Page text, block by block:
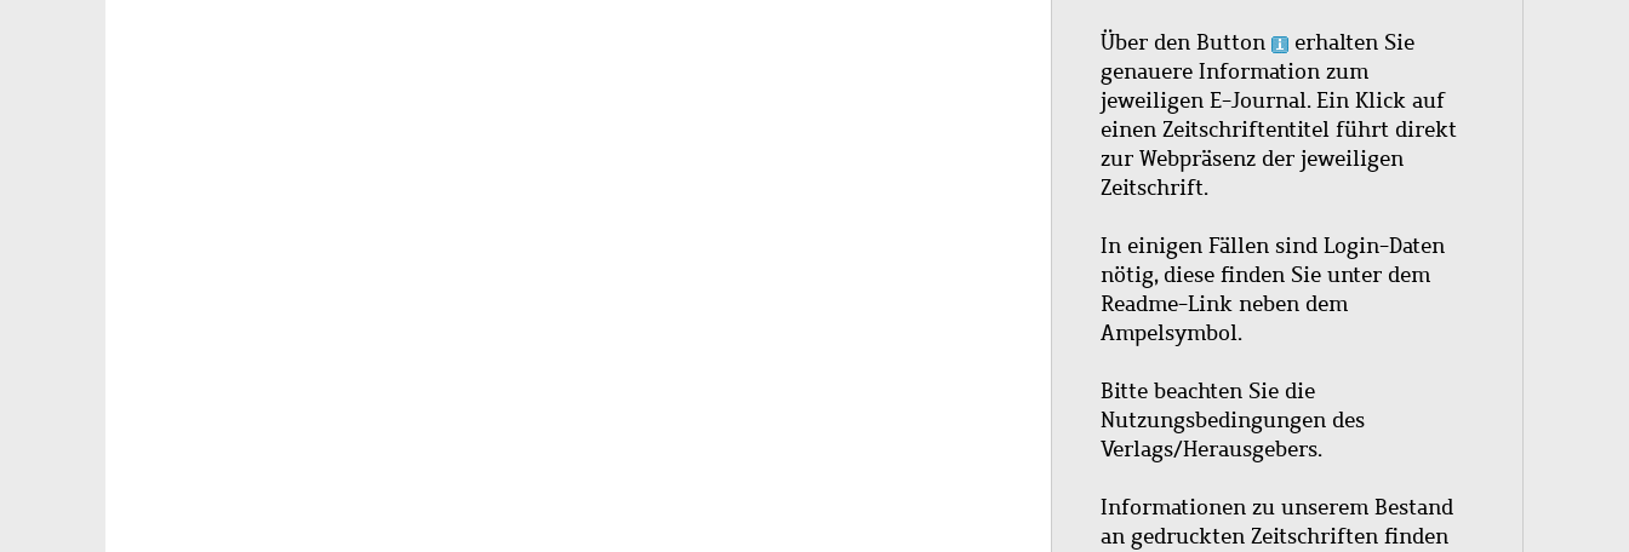
Über den Button
erhalten Sie
genauere Information zum
jeweiligen E-Journal. Ein Klick auf
einen Zeitschriftentitel führt direkt
zur Webpräsenz der jeweiligen
Zeitschrift.
In einigen Fällen sind Login-Daten
nötig, diese finden Sie unter dem
Readme-Link neben dem
Ampelsymbol.
Bitte beachten Sie die
Nutzungsbedingungen des
Verlags/Herausgebers.
Informationen zu unserem Bestand
an gedruckten Zeitschriften finden